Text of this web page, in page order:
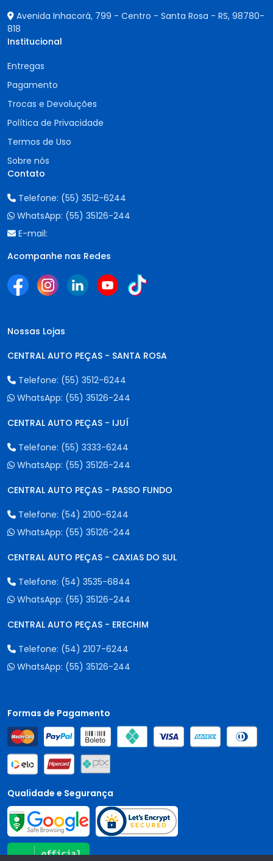
Avenida Inhacorá, 799 - Centro - Santa Rosa - RS, 98780-
818
Institucional
Entregas
Pagamento
Trocas e Devoluções
Política de Privacidade
Termos de Uso
Sobre nós
Contato
Telefone: (55) 3512-6244
WhatsApp: (55) 35126-244
E-mail:
Acompanhe nas Redes
Nossas Lojas
CENTRAL AUTO PEÇAS - SANTA ROSA
Telefone: (55) 3512-6244
WhatsApp: (55) 35126-244
CENTRAL AUTO PEÇAS - IJUÍ
Telefone: (55) 3333-6244
WhatsApp: (55) 35126-244
CENTRAL AUTO PEÇAS - PASSO FUNDO
Telefone: (54) 2100-6244
WhatsApp: (55) 35126-244
CENTRAL AUTO PEÇAS - CAXIAS DO SUL
Telefone: (54) 3535-6844
WhatsApp: (55) 35126-244
CENTRAL AUTO PEÇAS - ERECHIM
Telefone: (54) 2107-6244
WhatsApp: (55) 35126-244
Formas de Pagamento
Qualidade e Segurança